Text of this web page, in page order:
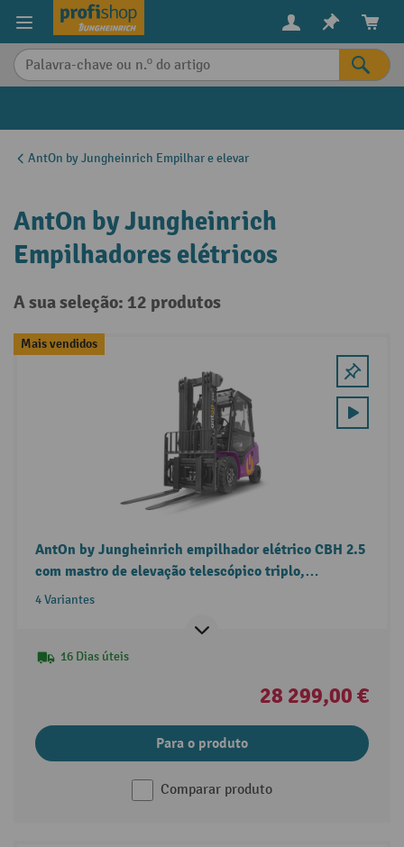
principal
AntOn by Jungheinrich Empilhar e elevar
AntOn by Jungheinrich
Empilhadores elétricos
A sua seleção: 12 produtos
Mais vendidos
AntOn by Jungheinrich empilhador elétrico CBH 2.5
com mastro de elevação telescópico triplo,
capacidade de carga de 2500 kg e cabina de
4 Variantes
16 Dias úteis
28 299,00 €
Para o produto
Comparar produto